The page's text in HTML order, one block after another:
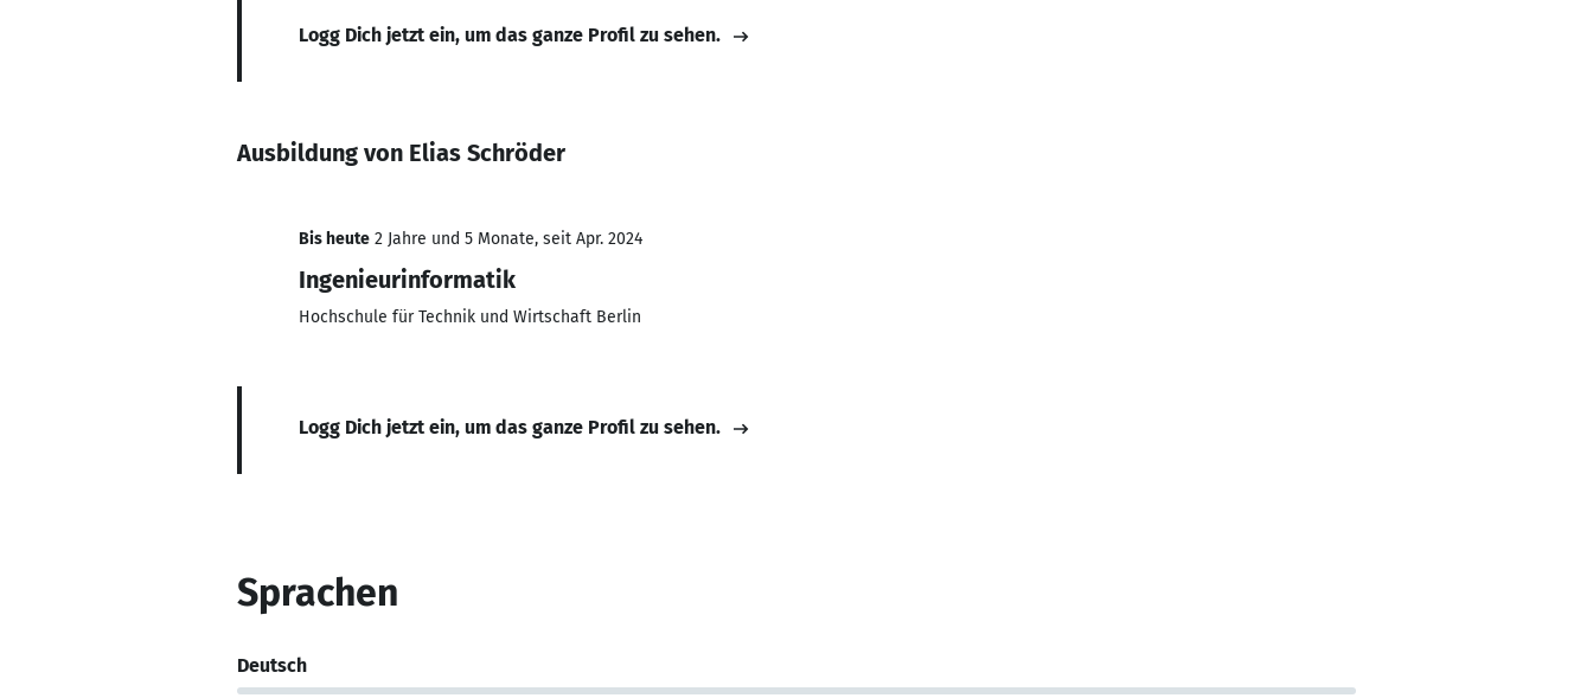
Logg Dich jetzt ein, um das ganze Profil zu sehen.
Ausbildung von Elias Schröder
Bis heute 2 Jahre und 5 Monate, seit Apr. 2024
Ingenieurinformatik
Hochschule für Technik und Wirtschaft Berlin
Logg Dich jetzt ein, um das ganze Profil zu sehen.
Sprachen
Deutsch